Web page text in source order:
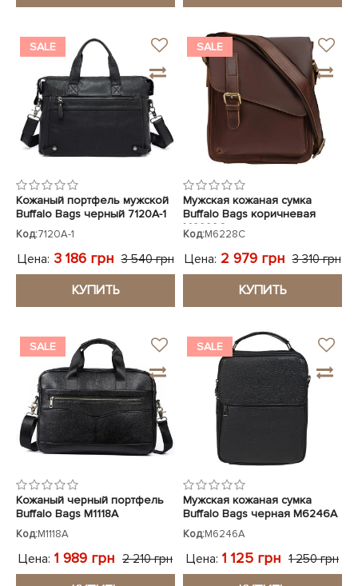
SALE
Кожаный портфель мужской
Buffalo Bags черный 7120A-1
Код:7120A-1
Цена: 3 186 грн 3 540 грн
КУПИТЬ
SALE
Мужская кожаная сумка
Buffalo Bags коричневая
M6228C
Код:M6228C
Цена: 2 979 грн 3 310 грн
КУПИТЬ
SALE
Кожаный черный портфель
Buffalo Bags M1118A
Код:M1118A
Цена: 1 989 грн 2 210 грн
SALE
Мужская кожаная сумка
Buffalo Bags черная M6246A
Код:M6246A
Цена: 1 125 грн 1 250 грн